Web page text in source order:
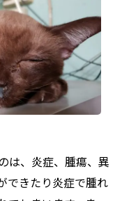
は、炎症、腫瘍、異
できたり炎症で腫れ